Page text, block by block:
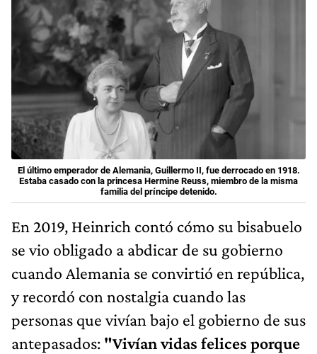
El último emperador de Alemania, Guillermo II, fue derrocado en 1918.
Estaba casado con la princesa Hermine Reuss, miembro de la misma
familia del príncipe detenido.
En 2019, Heinrich contó cómo su bisabuelo
se vio obligado a abdicar de su gobierno
cuando Alemania se convirtió en república,
y recordó con nostalgia ​​cuando las
personas que vivían bajo el gobierno de sus
antepasados: ​"Vivían vidas felices porque